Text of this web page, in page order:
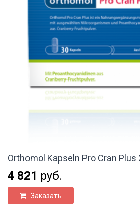
Orthomol Kapseln Pro Cran Plus
4 821 руб.
Заказать